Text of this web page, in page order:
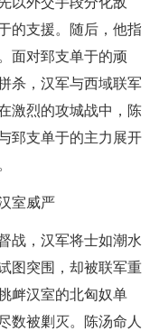
的支援。随后，他指
面对郅支单于的顽
杀，汉军与西域联军
激烈的攻城战中，陈
郅支单于的主力展开
室威严
，汉军将士如潮水
图突围，却被联军重
衅汉室的北匈奴单
数被剿灭。陈汤命人